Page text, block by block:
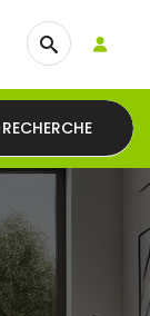
RECHERCHE